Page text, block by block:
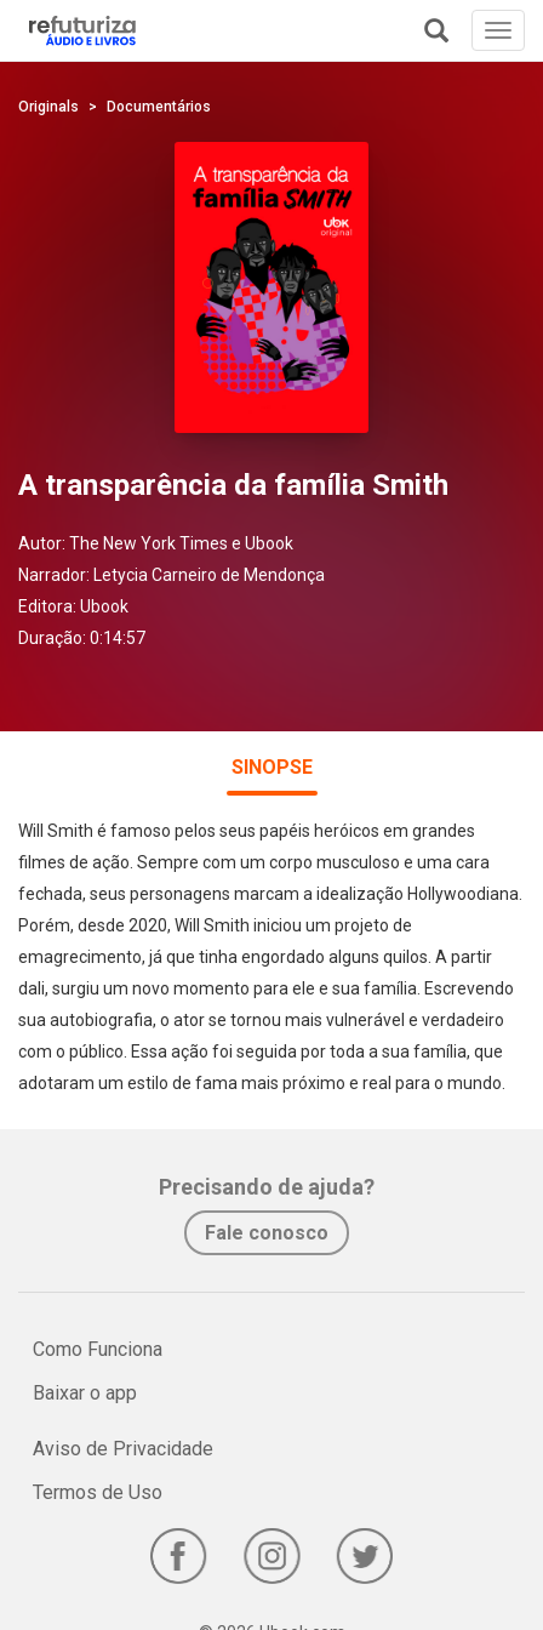
Originals Documentários
A transparência da família Smith
Autor: The New York Times e Ubook
Narrador: Letycia Carneiro de Mendonça
Editora: Ubook
Duração: 0:14:57
SINOPSE
Will Smith é famoso pelos seus papéis heróicos em grandes
filmes de ação. Sempre com um corpo musculoso e uma cara
fechada, seus personagens marcam a idealização Hollywoodiana.
Porém, desde 2020, Will Smith iniciou um projeto de
emagrecimento, já que tinha engordado alguns quilos. A partir
dali, surgiu um novo momento para ele e sua família. Escrevendo
sua autobiografia, o ator se tornou mais vulnerável e verdadeiro
com o público. Essa ação foi seguida por toda a sua família, que
adotaram um estilo de fama mais próximo e real para o mundo.
Precisando de ajuda?
Fale conosco
Como Funciona
Baixar o app
Aviso de Privacidade
Termos de Uso